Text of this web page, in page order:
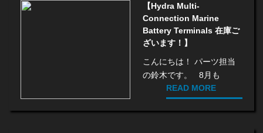
【Hydra Multi-
Connection Marine
Battery Terminals 在庫ご
ざいます！】
こんにちは！ パーツ担当
の鈴木です。 8月も
READ MORE